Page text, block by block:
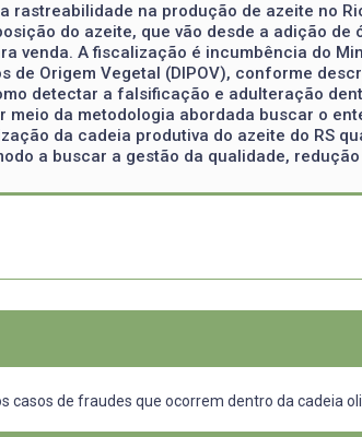
na produção de azeite no
do azeite, que vão desde a adição de
venda. A fiscalização é incumbência do
Origem Vegetal (DIPOV), conforme
detectar a falsificação e adulteração
da metodologia abordada buscar o
da cadeia produtiva do azeite do RS
a buscar a gestão da qualidade,
de fraudes que ocorrem dentro da cadeia